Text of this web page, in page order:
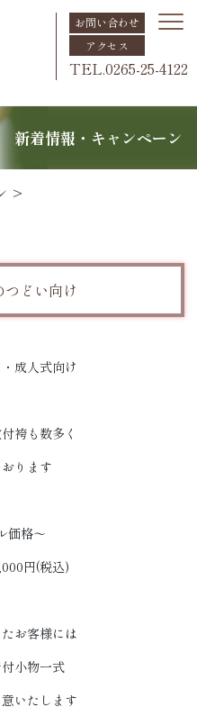
お問い合わせ
アクセス
TEL.0265-25-4122
新着情報・キャンペーン
どい向け
成人式向け
袴も数多く
ります
価格～
円(税込)
お客様には
小物一式
いたします